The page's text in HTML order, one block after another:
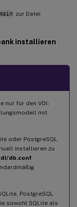
zur Datei
installieren
nur für den VDI-
mit
oder PostgreSQL
installieren zu
db.conf
PostgreSQL
sowohl SQLite als